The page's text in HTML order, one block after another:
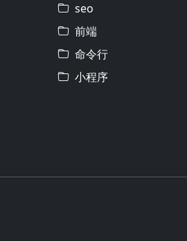
seo
前端
命令行
小程序